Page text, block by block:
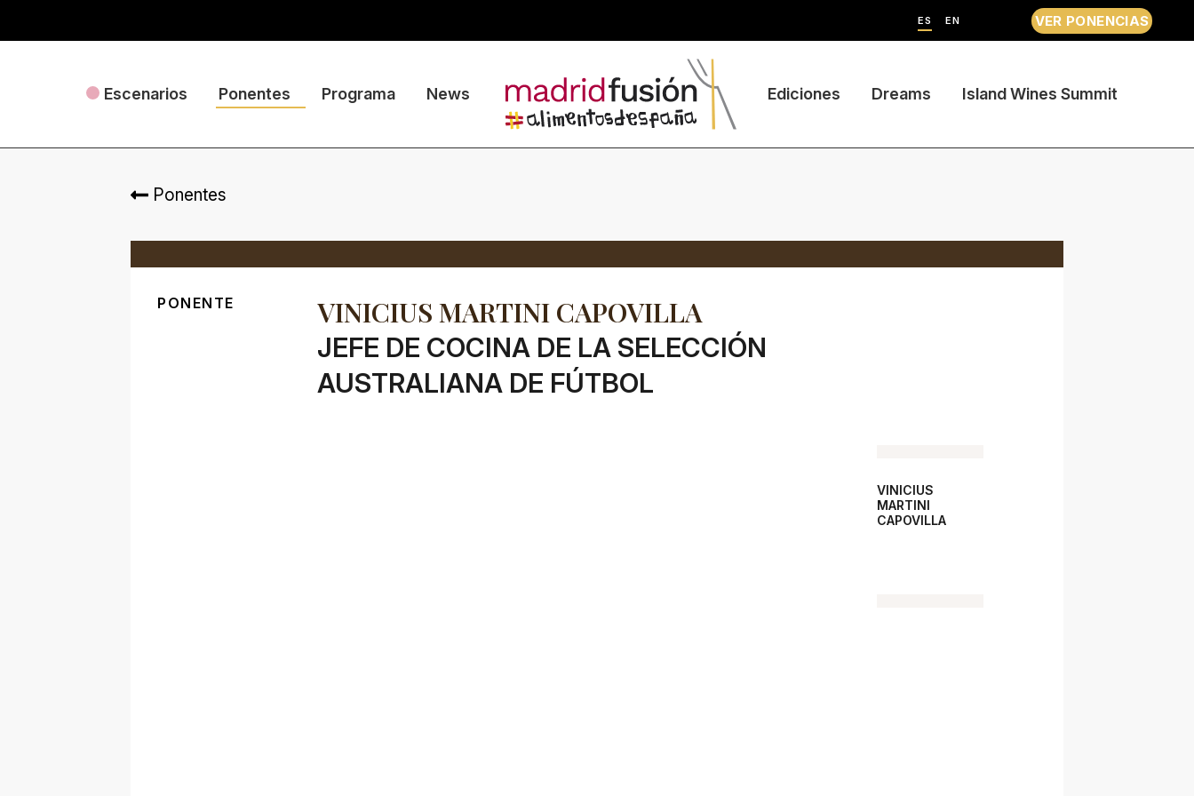
ES EN VER PONENCIAS
Escenarios Ponentes Programa News Ediciones Dreams Island Wines Summit
Ponentes
PONENTE VINICIUS MARTINI CAPOVILLA
JEFE DE COCINA DE LA SELECCIÓN
AUSTRALIANA DE FÚTBOL
VINICIUS
MARTINI
CAPOVILLA